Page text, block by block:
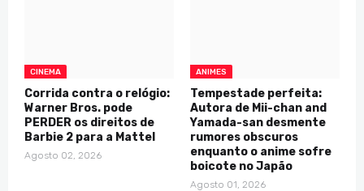
CINEMA
Corrida contra o relógio:
Warner Bros. pode
PERDER os direitos de
Barbie 2 para a Mattel
Agosto 02, 2026
ANIMES
Tempestade perfeita:
Autora de Mii-chan and
Yamada-san desmente
rumores obscuros
enquanto o anime sofre
boicote no Japão
Agosto 01, 2026